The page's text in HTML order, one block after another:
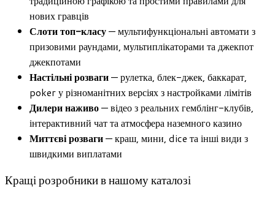
нових гравців
Слоти топ-класу— мультифункціональні автомати з
призовими раундами, мультиплікаторами та джекпот
джекпотами
Настільні розваги— рулетка, блек-джек, баккарат,
poker у різноманітних версіях з настройками лімітів
Дилери наживо— відео з реальних гемблінг-клубів,
інтерактивний чат та атмосфера наземного казино
Миттєві розваги— краш, мини, dice та інші види з
швидкими виплатами
Кращі розробники в нашому каталозі